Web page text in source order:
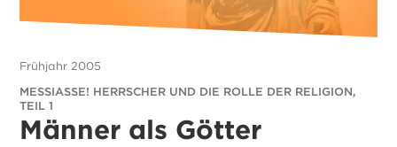
Frühjahr 2005
MESSIASSE! HERRSCHER UND DIE ROLLE DER RELIGION,
TEIL 1
Männer als Götter